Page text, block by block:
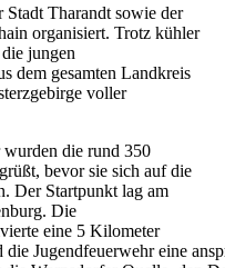
Stadt Tharandt sowie der
organisiert. Trotz kühler
jungen
dem gesamten Landkreis
voller
die rund 350
bevor sie sich auf die
Der Startpunkt lag am
Die
eine 5 Kilometer
die Jugendfeuerwehr eine